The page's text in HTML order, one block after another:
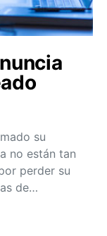
su
no están tan
perder su
de…